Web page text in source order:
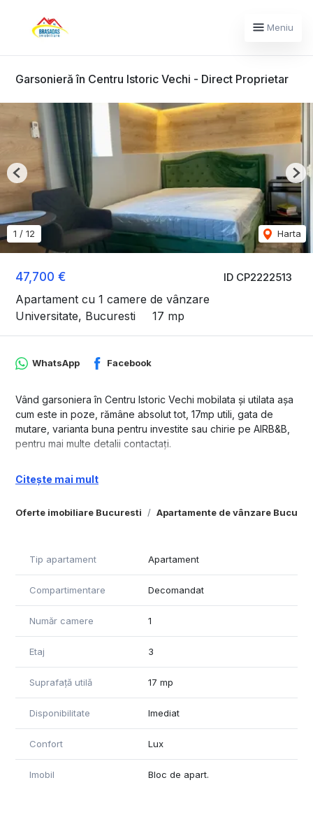
Meniu
Garsonieră în Centru Istoric Vechi - Direct Proprietar
ID CP2222513
47,700 €
Apartament cu 1 camere de vânzare
Universitate, Bucuresti
17 mp
1 / 12 Harta
Previous
Oferte imobiliare Bucuresti Apartamente de vânzare
WhatsApp Facebook
Vând garsoniera în Centru Istoric Vechi mobilata şi utilata aşa
cum este in poze, rămâne absolut tot, 17mp utili, gata de
mutare, varianta buna pentru investite sau chirie pe AIRB&B,
pentru mai multe detalii contactaţi.
Citește mai mult
Tip apartament Apartament
Compartimentare Decomandat
Număr camere 1
Etaj 3
Suprafață utilă 17 mp
Disponibilitate Imediat
Confort Lux
Imobil Bloc de apart.